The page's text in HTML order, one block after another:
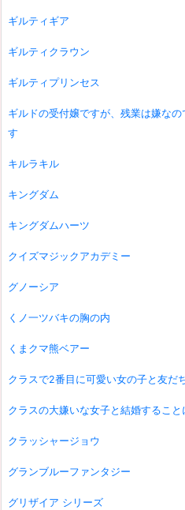
ギルティギア
ギルティクラウン
ギルティプリンセス
ギルドの受付嬢ですが、残業は嫌な
す
キルラキル
キングダム
キングダムハーツ
クイズマジックアカデミー
グノーシア
くノ一ツバキの胸の内
くまクマ熊ベアー
クラスで2番目に可愛い女の子と友だ
クラスの大嫌いな女子と結婚すること
クラッシャージョウ
グランブルーファンタジー
グリザイア シリーズ